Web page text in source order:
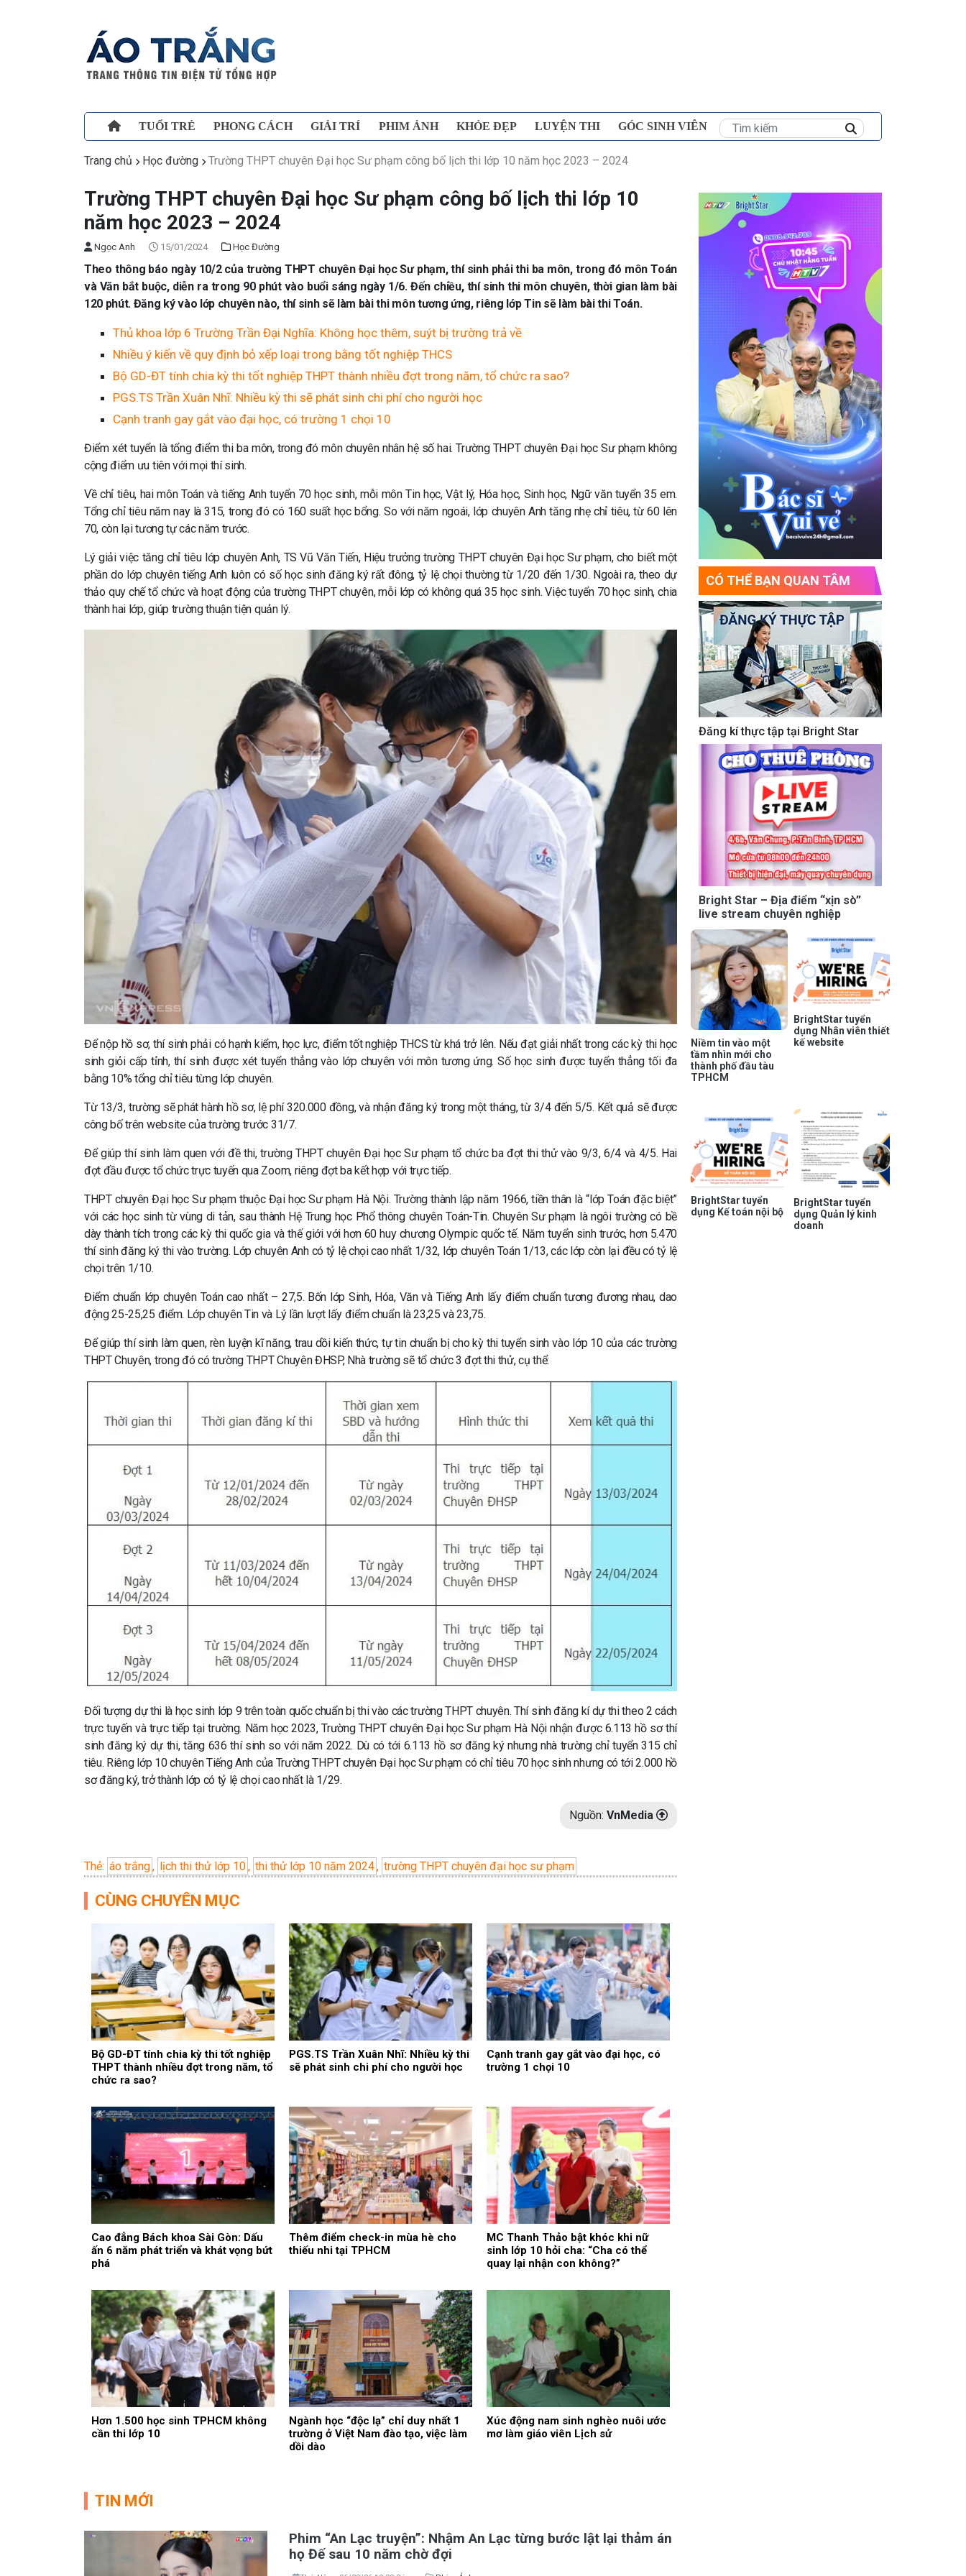
TUỔI TRẺ PHONG CÁCH GIẢI TRÍ PHIM ẢNH KHỎE ĐẸP LUYỆN THI GÓC SINH VIÊN
Trang chủ Học đường Trường THPT chuyên Đại học Sư phạm công bố lịch thi lớp 10 năm học 2023 – 2024
Trường THPT chuyên Đại học Sư phạm công bố lịch thi lớp 10
năm học 2023 – 2024
Ngọc Anh 15/01/2024 Học Đường
Theo thông báo ngày 10/2 của trường THPT chuyên Đại học Sư phạm, thí sinh phải thi ba môn, trong đó môn Toán
và Văn bắt buộc, diễn ra trong 90 phút vào buổi sáng ngày 1/6. Đến chiều, thí sinh thi môn chuyên, thời gian làm bài
120 phút. Đăng ký vào lớp chuyên nào, thí sinh sẽ làm bài thi môn tương ứng, riêng lớp Tin sẽ làm bài thi Toán.
Thủ khoa lớp 6 Trường Trần Đại Nghĩa: Không học thêm, suýt bị trường trả về
Nhiều ý kiến về quy định bỏ xếp loại trong bằng tốt nghiệp THCS
Bộ GD-ĐT tính chia kỳ thi tốt nghiệp THPT thành nhiều đợt trong năm, tổ chức ra sao?
PGS.TS Trần Xuân Nhĩ: Nhiều kỳ thi sẽ phát sinh chi phí cho người học
Cạnh tranh gay gắt vào đại học, có trường 1 chọi 10
Điểm xét tuyển là tổng điểm thi ba môn, trong đó môn chuyên nhân hệ số hai. Trường THPT chuyên Đại học Sư phạm không
cộng điểm ưu tiên với mọi thí sinh.
Về chỉ tiêu, hai môn Toán và tiếng Anh tuyển 70 học sinh, mỗi môn Tin học, Vật lý, Hóa học, Sinh học, Ngữ văn tuyển 35 em.
Tổng chỉ tiêu năm nay là 315, trong đó có 160 suất học bổng. So với năm ngoái, lớp chuyên Anh tăng nhẹ chỉ tiêu, từ 60 lên
70, còn lại tương tự các năm trước.
Lý giải việc tăng chỉ tiêu lớp chuyên Anh, TS Vũ Văn Tiến, Hiệu trưởng trường THPT chuyên Đại học Sư phạm, cho biết một
phần do lớp chuyên tiếng Anh luôn có số học sinh đăng ký rất đông, tỷ lệ chọi thường từ 1/20 đến 1/30. Ngoài ra, theo dự
thảo quy chế tổ chức và hoạt động của trường THPT chuyên, mỗi lớp có không quá 35 học sinh. Việc tuyển 70 học sinh, chia
thành hai lớp, giúp trường thuận tiện quản lý.
Để nộp hồ sơ, thí sinh phải có hạnh kiểm, học lực, điểm tốt nghiệp THCS từ khá trở lên. Nếu đạt giải nhất trong các kỳ thi học
sinh giỏi cấp tỉnh, thí sinh được xét tuyển thẳng vào lớp chuyên với môn tương ứng. Số học sinh được tuyển thẳng tối đa
bằng 10% tổng chỉ tiêu từng lớp chuyên.
Từ 13/3, trường sẽ phát hành hồ sơ, lệ phí 320.000 đồng, và nhận đăng ký trong một tháng, từ 3/4 đến 5/5. Kết quả sẽ được
công bố trên website của trường trước 31/7.
Để giúp thí sinh làm quen với đề thi, trường THPT chuyên Đại học Sư phạm tổ chức ba đợt thi thử vào 9/3, 6/4 và 4/5. Hai
đợt đầu được tổ chức trực tuyến qua Zoom, riêng đợt ba kết hợp với trực tiếp.
THPT chuyên Đại học Sư phạm thuộc Đại học Sư phạm Hà Nội. Trường thành lập năm 1966, tiền thân là “lớp Toán đặc biệt”
với các học sinh từ vùng di tản, sau thành Hệ Trung học Phổ thông chuyên Toán-Tin. Chuyên Sư phạm là ngôi trường có bề
dày thành tích trong các kỳ thi quốc gia và thế giới với hơn 60 huy chương Olympic quốc tế. Năm tuyển sinh trước, hơn 5.470
thí sinh đăng ký thi vào trường. Lớp chuyên Anh có tỷ lệ chọi cao nhất 1/32, lớp chuyên Toán 1/13, các lớp còn lại đều có tỷ lệ
chọi trên 1/10.
Điểm chuẩn lớp chuyên Toán cao nhất – 27,5. Bốn lớp Sinh, Hóa, Văn và Tiếng Anh lấy điểm chuẩn tương đương nhau, dao
động 25-25,25 điểm. Lớp chuyên Tin và Lý lần lượt lấy điểm chuẩn là 23,25 và 23,75.
Để giúp thí sinh làm quen, rèn luyện kĩ năng, trau dồi kiến thức, tự tin chuẩn bị cho kỳ thi tuyển sinh vào lớp 10 của các trường
THPT Chuyên, trong đó có trường THPT Chuyên ĐHSP, Nhà trường sẽ tổ chức 3 đợt thi thử, cụ thể:
Đối tượng dự thi là học sinh lớp 9 trên toàn quốc chuẩn bị thi vào các trường THPT chuyên. Thí sinh đăng kí dự thi theo 2 cách
trực tuyến và trực tiếp tại trường. Năm học 2023, Trường THPT chuyên Đại học Sư phạm Hà Nội nhận được 6.113 hồ sơ thí
sinh đăng ký dự thi, tăng 636 thí sinh so với năm 2022. Dù có tới 6.113 hồ sơ đăng ký nhưng nhà trường chỉ tuyển 315 chỉ
tiêu. Riêng lớp 10 chuyên Tiếng Anh của Trường THPT chuyên Đại học Sư phạm có chỉ tiêu 70 học sinh nhưng có tới 2.000 hồ
sơ đăng ký, trở thành lớp có tỷ lệ chọi cao nhất là 1/29.
Nguồn: VnMedia
Thẻ: áo trắng, lịch thi thử lớp 10, thi thử lớp 10 năm 2024, trường THPT chuyên đại học sư phạm
CÙNG CHUYÊN MỤC
Bộ GD-ĐT tính chia kỳ thi tốt nghiệp
THPT thành nhiều đợt trong năm, tổ
chức ra sao?
PGS.TS Trần Xuân Nhĩ: Nhiều kỳ thi
sẽ phát sinh chi phí cho người học
Cạnh tranh gay gắt vào đại học, có
trường 1 chọi 10
Cao đẳng Bách khoa Sài Gòn: Dấu
ấn 6 năm phát triển và khát vọng bứt
phá
Thêm điểm check-in mùa hè cho
thiếu nhi tại TPHCM
MC Thanh Thảo bật khóc khi nữ
sinh lớp 10 hỏi cha: “Cha có thể
quay lại nhận con không?”
Hơn 1.500 học sinh TPHCM không
cần thi lớp 10
Ngành học “độc lạ” chỉ duy nhất 1
trường ở Việt Nam đào tạo, việc làm
dồi dào
Xúc động nam sinh nghèo nuôi ước
mơ làm giáo viên Lịch sử
TIN MỚI
Phim “An Lạc truyện”: Nhậm An Lạc từng bước lật lại thảm án
họ Đế sau 10 năm chờ đợi
CÓ THỂ BẠN QUAN TÂM
Đăng kí thực tập tại Bright Star
Bright Star – Địa điểm “xịn sò”
live stream chuyên nghiệp
Niềm tin vào một
tầm nhìn mới cho
thành phố đầu tàu
TPHCM
BrightStar tuyển
dụng Nhân viên thiết
kế website
BrightStar tuyển
dụng Kế toán nội bộ
BrightStar tuyển
dụng Quản lý kinh
doanh